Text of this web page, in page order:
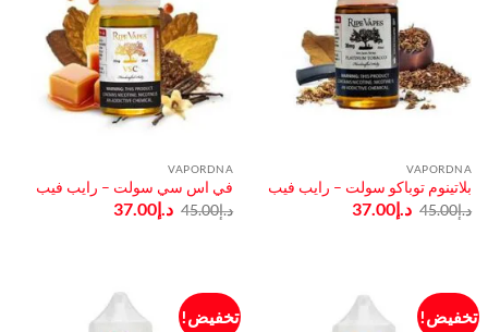
VAPORDNA
بلاتينوم توباكو سولت – رايب فيب
د.إ45.00 السعر
الأصلي
د.إ37.00السعر
الحالي
VAPORDNA
في اس سي سولت – رايب فيب
د.إ45.00 السعر
الأصلي
د.إ37.00السعر
الحالي
تخفيض! تخفيض!